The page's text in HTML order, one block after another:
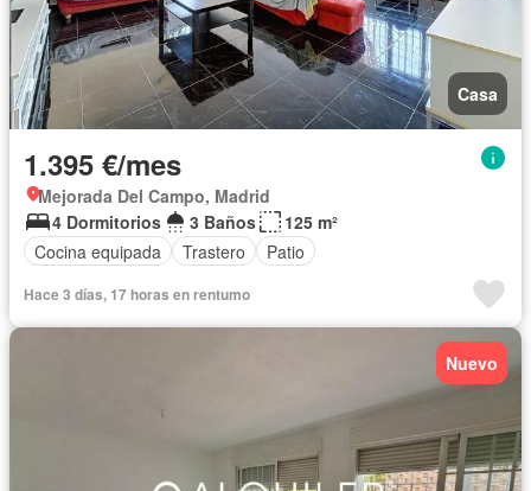
Casa
1.395 €/mes
Mejorada Del Campo, Madrid
4 Dormitorios
3 Baños
125 m²
Cocina equipada
Trastero Patio
Hace 3 días, 17 horas en rentumo
Nuevo